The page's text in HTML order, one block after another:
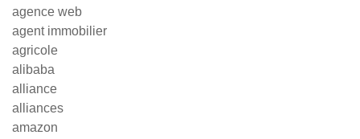
agence web
agent immobilier
agricole
alibaba
alliance
alliances
amazon